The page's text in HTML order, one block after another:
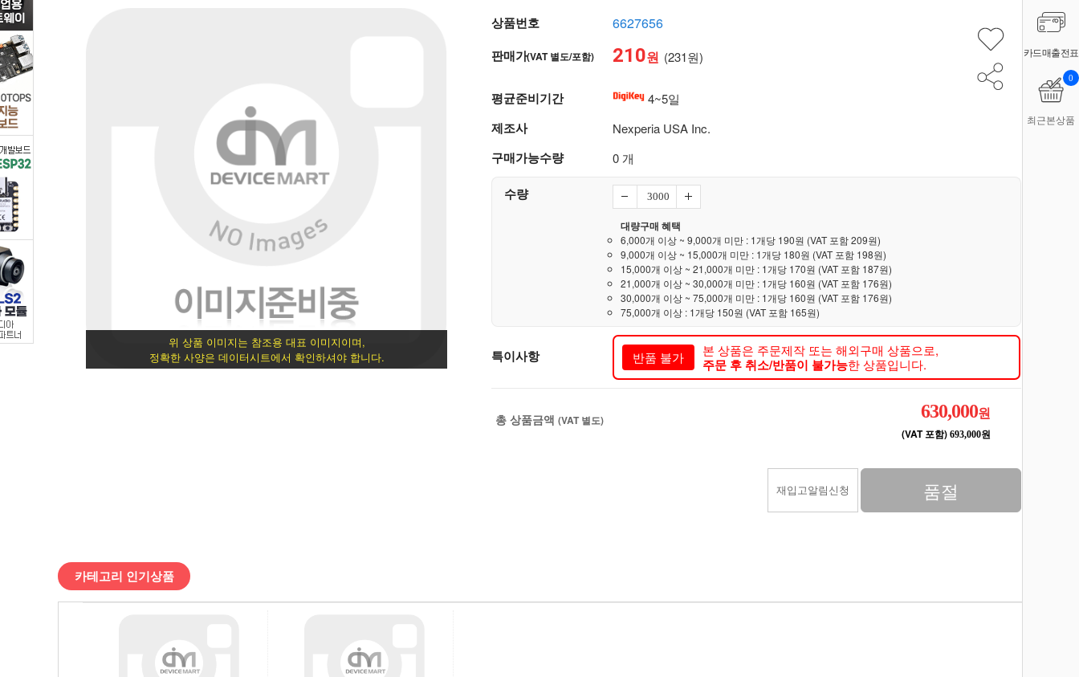
트
랜
지
스
터/FET
>
특
수
용
도
카드매출전표
최근본상품
0
위 상품 이미지는 참조용 대표 이미지이며,
정확한 사양은 데이터시트에서 확인하셔야 합니다.
상품번호 6627656
판매가(VAT 별도/포함) 210원 (231원)
평균준비기간 4~5일
제조사 Nexperia USA Inc.
구매가능수량 0 개
수량
대량구매 혜택
6,000개 이상 ~ 9,000개 미만 : 1개당 190원 (VAT 포함 209원)
9,000개 이상 ~ 15,000개 미만 : 1개당 180원 (VAT 포함 198원)
15,000개 이상 ~ 21,000개 미만 : 1개당 170원 (VAT 포함 187원)
21,000개 이상 ~ 30,000개 미만 : 1개당 160원 (VAT 포함 176원)
30,000개 이상 ~ 75,000개 미만 : 1개당 160원 (VAT 포함 176원)
75,000개 이상 : 1개당 150원 (VAT 포함 165원)
특이사항 반품 불가 본 상품은 주문제작 또는 해외구매 상품으로,
주문 후 취소/반품이 불가능한 상품입니다.
총 상품금액 (VAT 별도) 630,000원
(VAT 포함) 693,000원
재입고알림신청 품절
카테고리 인기상품